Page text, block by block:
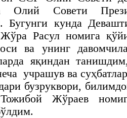
Олий Совети
Бугунги кунда
Расул номига
ва унинг
яқиндан
учрашув ва
бузруквори,
Жўраев